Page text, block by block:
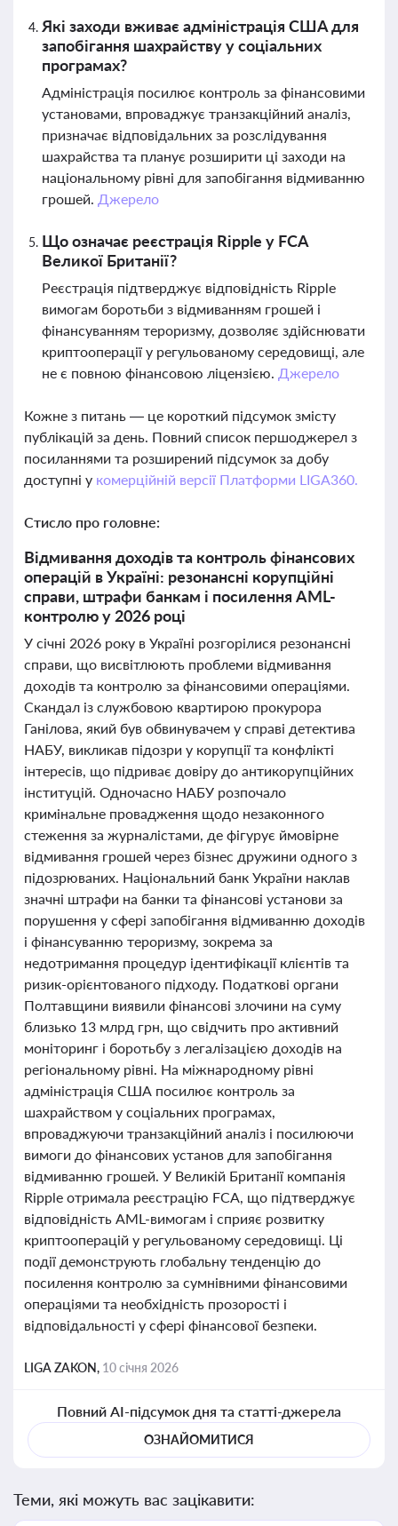
Які заходи вживає адміністрація США для
запобігання шахрайству у соціальних
програмах?
Адміністрація посилює контроль за фінансовими
установами, впроваджує транзакційний аналіз,
призначає відповідальних за розслідування
шахрайства та планує розширити ці заходи на
національному рівні для запобігання відмиванню
грошей. Джерело
Що означає реєстрація Ripple у FCA
Великої Британії?
Реєстрація підтверджує відповідність Ripple
вимогам боротьби з відмиванням грошей і
фінансуванням тероризму, дозволяє здійснювати
криптооперації у регульованому середовищі, але
не є повною фінансовою ліцензією. Джерело
Кожне з питань — це короткий підсумок змісту
публікацій за день. Повний список першоджерел з
посиланнями та розширений підсумок за добу
доступні у комерційній версії Платформи LIGA360.
Стисло про головне:
Відмивання доходів та контроль фінансових
операцій в Україні: резонансні корупційні
справи, штрафи банкам і посилення AML-
контролю у 2026 році
У січні 2026 року в Україні розгорілися резонансні
справи, що висвітлюють проблеми відмивання
доходів та контролю за фінансовими операціями.
Скандал із службовою квартирою прокурора
Ганілова, який був обвинувачем у справі детектива
НАБУ, викликав підозри у корупції та конфлікті
інтересів, що підриває довіру до антикорупційних
інституцій. Одночасно НАБУ розпочало
кримінальне провадження щодо незаконного
стеження за журналістами, де фігурує ймовірне
відмивання грошей через бізнес дружини одного з
підозрюваних. Національний банк України наклав
значні штрафи на банки та фінансові установи за
порушення у сфері запобігання відмиванню доходів
і фінансуванню тероризму, зокрема за
недотримання процедур ідентифікації клієнтів та
ризик-орієнтованого підходу. Податкові органи
Полтавщини виявили фінансові злочини на суму
близько 13 млрд грн, що свідчить про активний
моніторинг і боротьбу з легалізацією доходів на
регіональному рівні. На міжнародному рівні
адміністрація США посилює контроль за
шахрайством у соціальних програмах,
впроваджуючи транзакційний аналіз і посилюючи
вимоги до фінансових установ для запобігання
відмиванню грошей. У Великій Британії компанія
Ripple отримала реєстрацію FCA, що підтверджує
відповідність AML-вимогам і сприяє розвитку
криптооперацій у регульованому середовищі. Ці
події демонструють глобальну тенденцію до
посилення контролю за сумнівними фінансовими
операціями та необхідність прозорості і
відповідальності у сфері фінансової безпеки.
LIGA ZAKON, 10 січня 2026
Повний AI-підсумок дня та статті-джерела
ОЗНАЙОМИТИСЯ
Теми, які можуть вас зацікавити: